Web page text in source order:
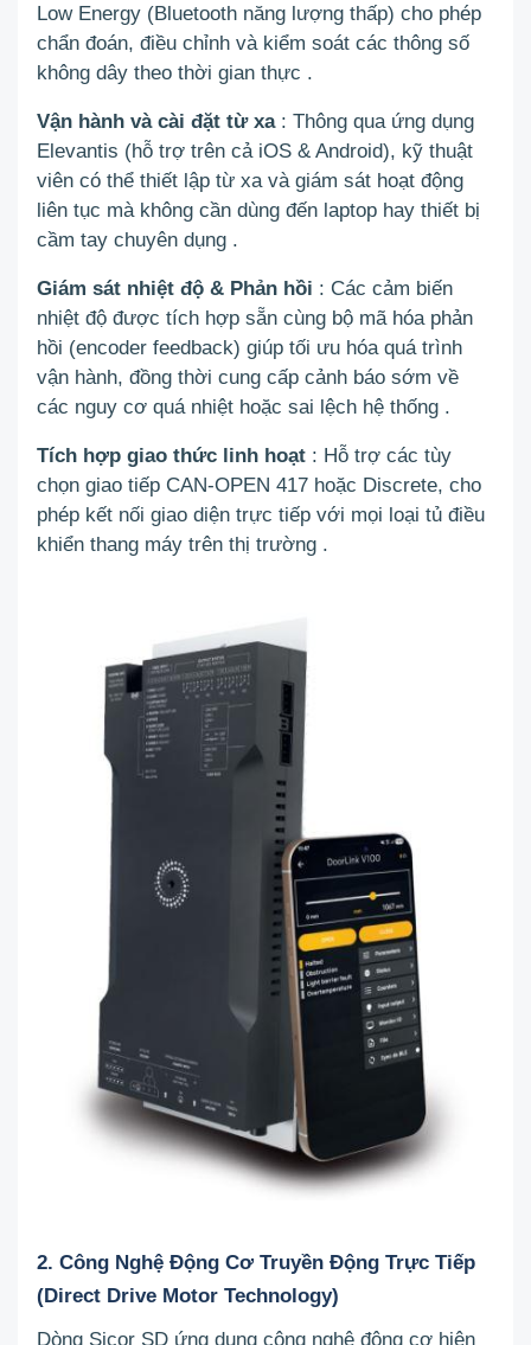
Low Energy (Bluetooth năng lượng thấp) cho phép
chẩn đoán, điều chỉnh và kiểm soát các thông số
không dây theo thời gian thực .
Vận hành và cài đặt từ xa : Thông qua ứng dụng
Elevantis (hỗ trợ trên cả iOS & Android), kỹ thuật
viên có thể thiết lập từ xa và giám sát hoạt động
liên tục mà không cần dùng đến laptop hay thiết bị
cầm tay chuyên dụng .
Giám sát nhiệt độ & Phản hồi : Các cảm biến
nhiệt độ được tích hợp sẵn cùng bộ mã hóa phản
hồi (encoder feedback) giúp tối ưu hóa quá trình
vận hành, đồng thời cung cấp cảnh báo sớm về
các nguy cơ quá nhiệt hoặc sai lệch hệ thống .
Tích hợp giao thức linh hoạt : Hỗ trợ các tùy
chọn giao tiếp CAN-OPEN 417 hoặc Discrete, cho
phép kết nối giao diện trực tiếp với mọi loại tủ điều
khiển thang máy trên thị trường .
2. Công Nghệ Động Cơ Truyền Động Trực Tiếp
(Direct Drive Motor Technology)
Dòng Sicor SD ứng dụng công nghệ động cơ hiện